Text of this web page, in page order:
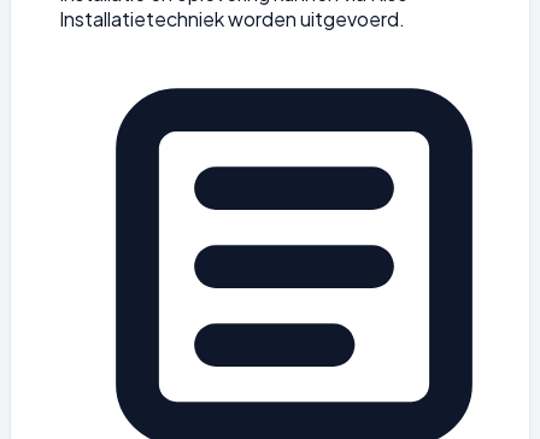
Installatietechniek worden uitgevoerd.